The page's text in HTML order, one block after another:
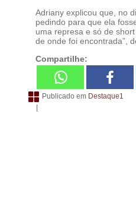
Adriany explicou que, no
pedindo para que ela
uma represa e só de
de onde foi encontrada”,
Compartilhe:
Publicado em Destaque1
|